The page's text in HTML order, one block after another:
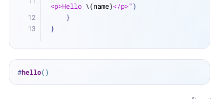
<p>Hello \(name)</p>" )
    }
}
#hello()